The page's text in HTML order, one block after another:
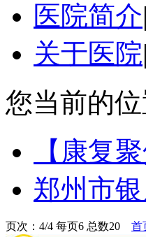
医院简介|
关于医院|
您当前的位
【康复
郑州市
页次：4/4 每页6 总数20 首